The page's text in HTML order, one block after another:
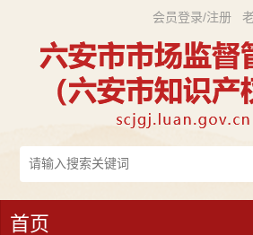
会员登录/注册
首页